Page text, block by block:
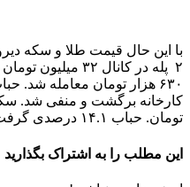
با این حال قیمت طلا و سکه
۶۳۰ هزار تومان معامله
تومان. حباب ۱۴.۱ درصدی گرفت.
این مطلب را به اشتراک بگذارید